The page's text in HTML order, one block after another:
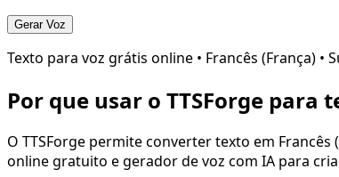
Gerar Voz
Texto para voz grátis online • Francês (França) •
Por que usar o TTSForge para
O TTSForge permite converter texto em Francês
online gratuito e gerador de voz com IA para